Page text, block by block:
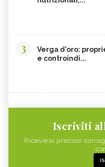
3
Verga d'oro:
e controindi...
Iscriviti
Riceverai preziosi